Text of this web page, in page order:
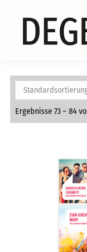
Ergebnisse 73 – 84